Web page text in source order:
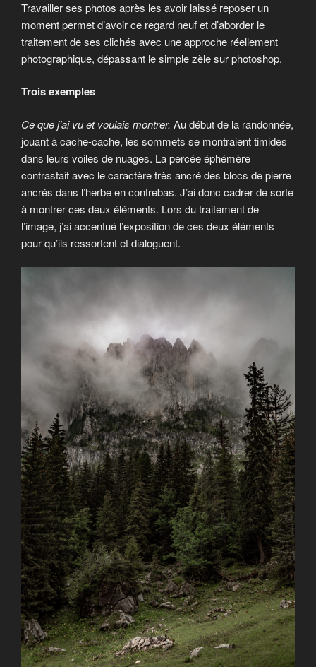
Travailler ses photos après les avoir laissé reposer un
moment permet d’avoir ce regard neuf et d’aborder le
traitement de ses clichés avec une approche réellement
photographique, dépassant le simple zèle sur photoshop.
Trois exemples
Ce que j’ai vu et voulais montrer. Au début de la randonnée,
jouant à cache-cache, les sommets se montraient timides
dans leurs voiles de nuages. La percée éphémère
contrastait avec le caractère très ancré des blocs de pierre
ancrés dans l’herbe en contrebas. J’ai donc cadrer de sorte
à montrer ces deux éléments. Lors du traitement de
l’image, j’ai accentué l’exposition de ces deux éléments
pour qu’ils ressortent et dialoguent.